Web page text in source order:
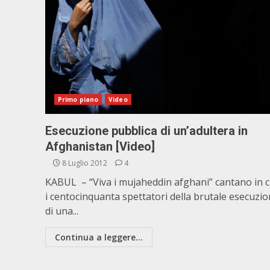
Primo piano Video
Esecuzione pubblica di un’adultera in
Afghanistan [Video]
8 Luglio 2012 4
KABUL – “Viva i mujaheddin afghani” cantano in
i centocinquanta spettatori della brutale
di una...
Continua a leggere...